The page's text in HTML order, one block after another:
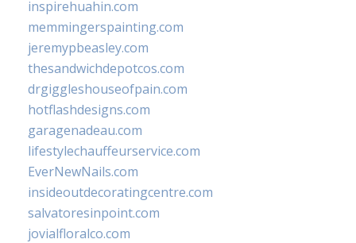
inspirehuahin.com
memmingerspainting.com
jeremypbeasley.com
thesandwichdepotcos.com
drgiggleshouseofpain.com
hotflashdesigns.com
garagenadeau.com
lifestylechauffeurservice.com
EverNewNails.com
insideoutdecoratingcentre.com
salvatoresinpoint.com
jovialfloralco.com